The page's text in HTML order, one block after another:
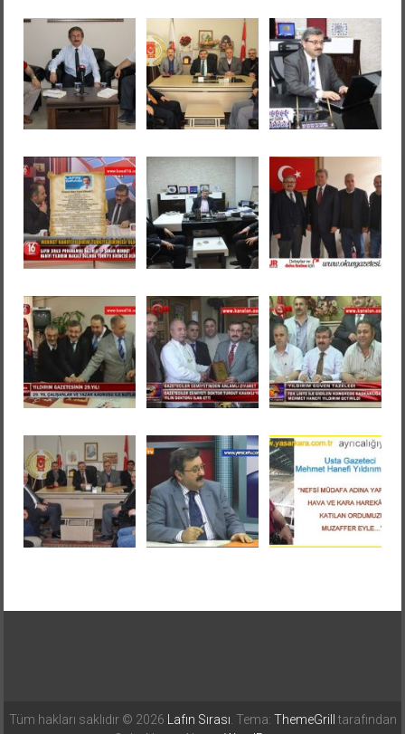
Tüm hakları saklıdır © 2026 Lafın Sırası . Tema: ThemeGrill
tarafından